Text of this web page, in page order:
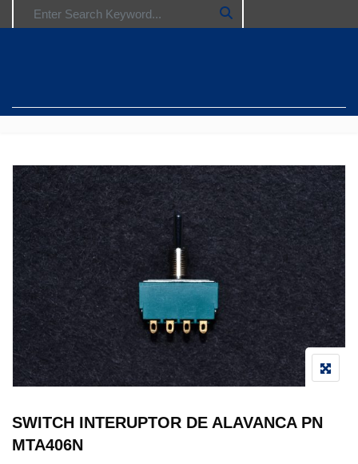
SWITCH INTERUPTOR DE ALAVANCA PN
MTA406N